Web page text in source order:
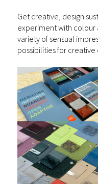
Get creative, design
experiment with colour
variety of sensual
possibilities for creative